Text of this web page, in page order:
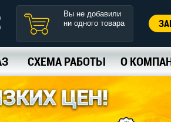
Вы не добавили
ни одного товара
СХЕМА РАБОТЫ О